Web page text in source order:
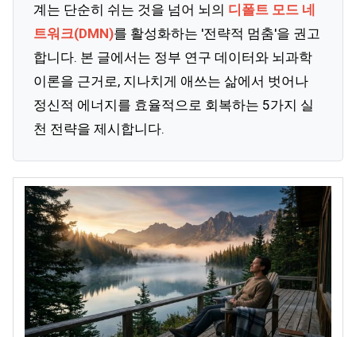
계는 단순히 쉬는 것을 넘어 뇌의 디폴트 모드 네
트워크(DMN)를 활성화하는 '전략적 멈춤'을 권고
합니다. 본 글에서는 정부 연구 데이터와 뇌과학
이론을 근거로, 지나치게 애쓰는 삶에서 벗어나
정신적 에너지를 효율적으로 회복하는 5가지 실
천 전략을 제시합니다.